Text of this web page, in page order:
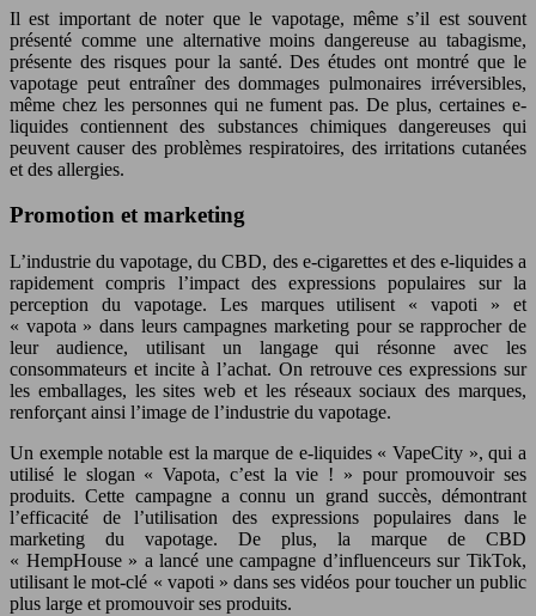
Il est important de noter que le vapotage, même s’il est souvent
présenté comme une alternative moins dangereuse au tabagisme,
présente des risques pour la santé. Des études ont montré que le
vapotage peut entraîner des dommages pulmonaires irréversibles,
même chez les personnes qui ne fument pas. De plus, certaines e-
liquides contiennent des substances chimiques dangereuses qui
peuvent causer des problèmes respiratoires, des irritations cutanées
et des allergies.
Promotion et marketing
L’industrie du vapotage, du CBD, des e-cigarettes et des e-liquides a
rapidement compris l’impact des expressions populaires sur la
perception du vapotage. Les marques utilisent « vapoti » et
« vapota » dans leurs campagnes marketing pour se rapprocher de
leur audience, utilisant un langage qui résonne avec les
consommateurs et incite à l’achat. On retrouve ces expressions sur
les emballages, les sites web et les réseaux sociaux des marques,
renforçant ainsi l’image de l’industrie du vapotage.
Un exemple notable est la marque de e-liquides « VapeCity », qui a
utilisé le slogan « Vapota, c’est la vie ! » pour promouvoir ses
produits. Cette campagne a connu un grand succès, démontrant
l’efficacité de l’utilisation des expressions populaires dans le
marketing du vapotage. De plus, la marque de CBD
« HempHouse » a lancé une campagne d’influenceurs sur TikTok,
utilisant le mot-clé « vapoti » dans ses vidéos pour toucher un public
plus large et promouvoir ses produits.